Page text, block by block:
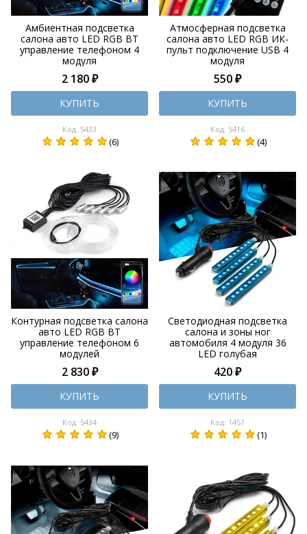
Амбиентная подсветка
салона авто LED RGB BT
управление телефоном 4
модуля
2 180 ₽
КУПИТЬ
Код: 5433
(6)
Атмосферная подсветка
салона авто LED RGB ИК-
пульт подключение USB 4
модуля
550 ₽
КУПИТЬ
Код: 5416
(4)
Контурная подсветка салона
авто LED RGB BT
управление телефоном 6
модулей
2 830 ₽
КУПИТЬ
Код: 5434
(9)
Светодиодная подсветка
салона и зоны ног
автомобиля 4 модуля 36
LED голубая
420 ₽
КУПИТЬ
Код: 1451
(1)